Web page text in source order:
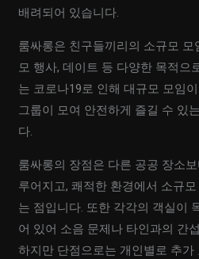
배려되어 있습니다.
룸싸롱은 친구들끼리의 소규모 모
모 행사, 데이트 등 다양한 목적으
는 코로나19로 인해 대규모 모임
그룹이 모여 안전하게 즐길 수 있
다.
룸싸롱의 장점은 다른 공공 장소
루어지고, 쾌적한 환경에서 소규
는 점입니다. 또한 각각의 객실이
어 있어 소음 문제나 타인과의 간
하지만 단점으로는 개인별로 추가